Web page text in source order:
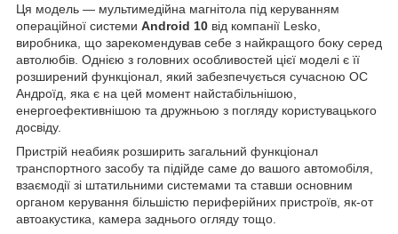
Ця модель — мультимедійна магнітола під керуванням
операційної системи Android 10 від компанії Lesko,
виробника, що зарекомендував себе з найкращого боку серед
автолюбів. Однією з головних особливостей цієї моделі є її
розширений функціонал, який забезпечується сучасною ОС
Андроїд, яка є на цей момент найстабільнішою,
енергоефективнішою та дружньою з погляду користувацького
досвіду.
Пристрій неабияк розширить загальний функціонал
транспортного засобу та підійде саме до вашого автомобіля,
взаємодії зі штатильними системами та ставши основним
органом керування більшістю периферійних пристроїв, як-от
автоакустика, камера заднього огляду тощо.